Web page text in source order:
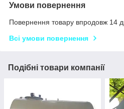
Умови повернення
Повернення товару впродовж 14
Всі умови повернення
Подібні товари компанії